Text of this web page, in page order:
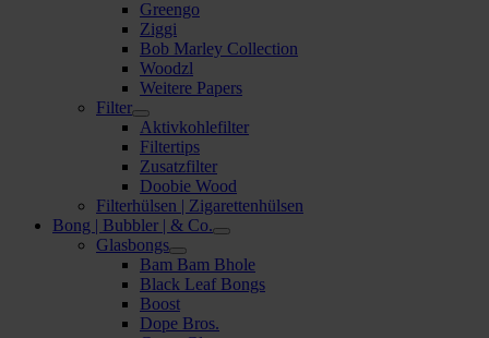
Greengo
Ziggi
Bob Marley Collection
Woodzl
Weitere Papers
Filter
Aktivkohlefilter
Filtertips
Zusatzfilter
Doobie Wood
Filterhülsen | Zigarettenhülsen
Bong | Bubbler | & Co.
Glasbongs
Bam Bam Bhole
Black Leaf Bongs
Boost
Dope Bros.